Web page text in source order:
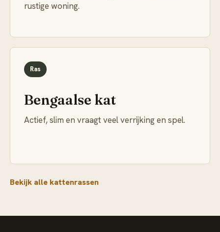
rustige woning.
Ras
Bengaalse kat
Actief, slim en vraagt veel verrijking en spel.
Bekijk alle kattenrassen